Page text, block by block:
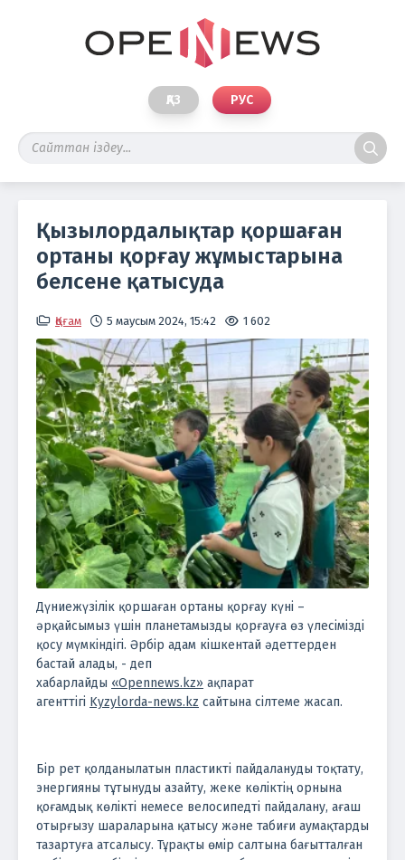
ҚАЗ РУС
Қызылордалықтар қоршаған
ортаны қорғау жұмыстарына
белсене қатысуда
Қоғам 5 маусым 2024, 15:42 1 602
Дүниежүзілік қоршаған ортаны қорғау күні –
әрқайсымыз үшін планетамызды қорғауға өз үлесімізді
қосу мүмкіндігі. Әрбір адам кішкентай әдеттерден
бастай алады, - деп
хабарлайды «Opennews.kz» ақпарат
агенттігі Kyzylorda-news.kz сайтына сілтеме жасап.
Бір рет қолданылатын пластикті пайдалануды тоқтату,
энергияны тұтынуды азайту, жеке көліктің орнына
қоғамдық көлікті немесе велосипедті пайдалану, ағаш
отырғызу шараларына қатысу және табиғи аумақтарды
тазартуға атсалысу. Тұрақты өмір салтына бағытталған